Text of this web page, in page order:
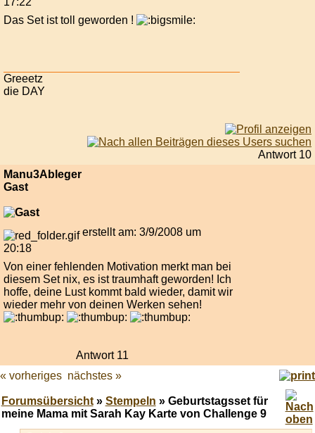
Das Set ist toll geworden !
Greeetz
die DAY
Antwort 10
Manu3Ableger
Gast
erstellt am: 3/9/2008 um
20:18
Von einer fehlenden Motivation merkt man bei
diesem Set nix, es ist traumhaft geworden! Ich
hoffe, deine Lust kommt bald wieder, damit wir
wieder mehr von deinen Werken sehen!
Antwort 11
« vorheriges nächstes »
Forumsübersicht» Stempeln » Geburtstagsset für
meine Mama mit Sarah Kay Karte von Challenge 9